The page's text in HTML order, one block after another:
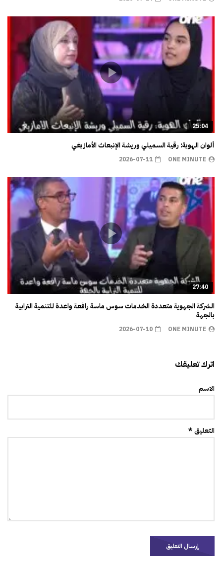
25:04
ألوان الهوية: رقية السميلي وريشة الإنبعاث الأمازيغي
ONE MINUTE
2026-07-11
27:40
الشركة الجهوية متعددة الخدمات سوس ماسة رافعة واعدة للتنمية الترابية
بالجهة
ONE MINUTE
2026-07-10
اترك تعليقك
الاسم
التعليق *